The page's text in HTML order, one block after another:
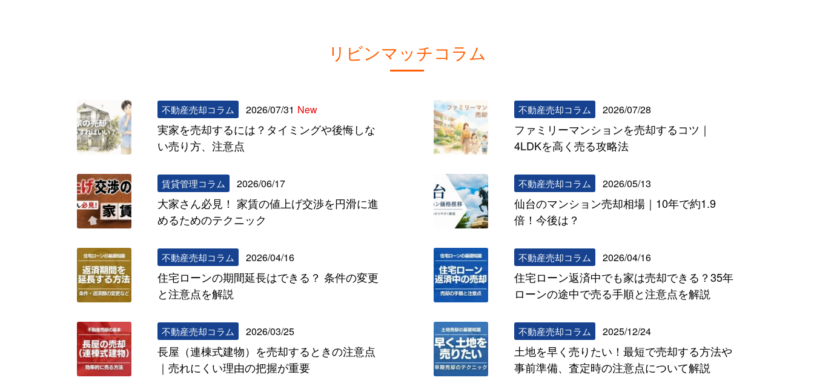
リビンマッチコラム
不動産売却コラム 2026/07/31 New
実家を売却するには？タイミングや後悔しな
い売り方、注意点
不動産売却コラム 2026/07/28
ファミリーマンションを売却するコツ｜
4LDKを高く売る攻略法
賃貸管理コラム 2026/06/17
大家さん必見！ 家賃の値上げ交渉を円滑に進
めるためのテクニック
不動産売却コラム 2026/05/13
仙台のマンション売却相場｜10年で約1.9
倍！今後は？
不動産売却コラム 2026/04/16
住宅ローンの期間延長はできる？ 条件の変更
と注意点を解説
不動産売却コラム 2026/04/16
住宅ローン返済中でも家は売却できる？35年
ローンの途中で売る手順と注意点を解説
不動産売却コラム 2026/03/25
長屋（連棟式建物）を売却するときの注意点
｜売れにくい理由の把握が重要
不動産売却コラム 2025/12/24
土地を早く売りたい！最短で売却する方法や
事前準備、査定時の注意点について解説